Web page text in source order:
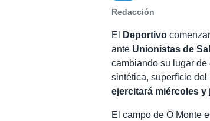
Redacción
El Deportivo
ante Unionistas de
cambiando su lugar
sintética, superficie
ejercitará miércoles y
El campo de O Monte